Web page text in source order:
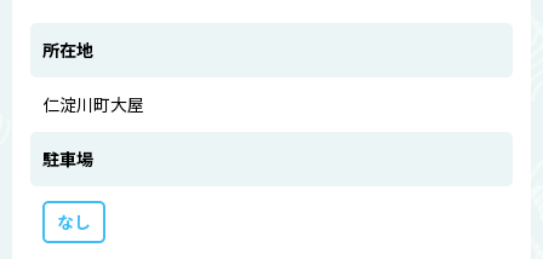
所在地
仁淀川町大屋
駐車場
なし